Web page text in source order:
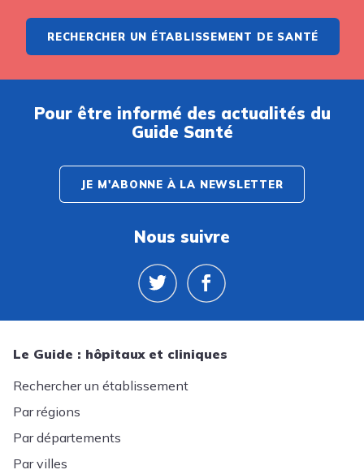
RECHERCHER UN ÉTABLISSEMENT DE SANTÉ
Pour être informé des actualités du
Guide Santé
JE M'ABONNE À LA NEWSLETTER
Nous suivre
Le Guide : hôpitaux et cliniques
Rechercher un établissement
Par régions
Par départements
Par villes